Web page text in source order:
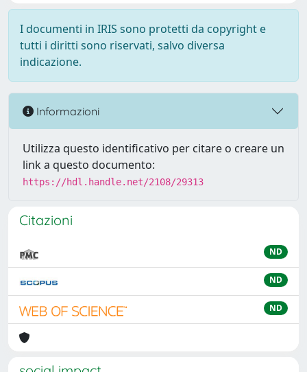
I documenti in IRIS sono protetti da copyright e
tutti i diritti sono riservati, salvo diversa
indicazione.
Informazioni
Utilizza questo identificativo per citare o creare un
link a questo documento:
https://hdl.handle.net/2108/29313
Citazioni
ND
ND
ND